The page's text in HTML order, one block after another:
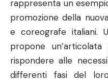
rappresenta un
promozione della
e coreografe italiani.
propone
rispondere alle
differenti fasi del